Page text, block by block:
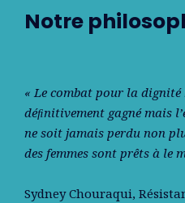
Notre
« Le combat pour la dignité
déﬁnitivement gagné mais
ne soit jamais perdu non
des femmes sont prêts à le
Sydney Chouraqui,